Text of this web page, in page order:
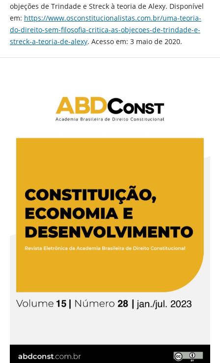
objeções de Trindade e Streck à teoria de Alexy. Disponível
em: https://www.osconstitucionalistas.com.br/uma-teoria-
do-direito-sem-filosofia-critica-as-objecoes-de-trindade-e-
streck-a-teoria-de-alexy. Acesso em: 3 maio de 2020.